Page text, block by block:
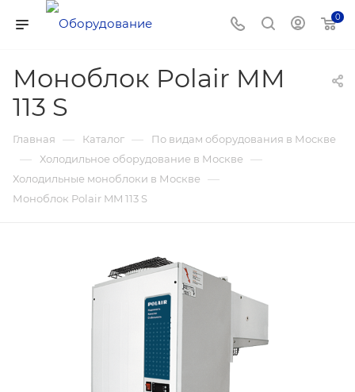
0
Моноблок Polair MM
113 S
Главная — Каталог — По видам оборудования в Москве
— Холодильное оборудование в Москве —
Холодильные моноблоки в Москве —
Моноблок Polair MM 113 S